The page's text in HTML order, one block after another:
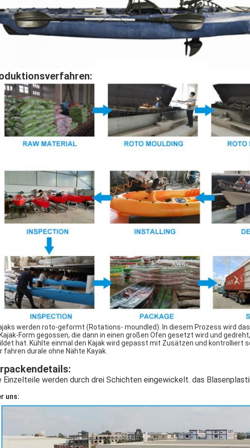
werden roto-geformt (Rotations- moundled). In diesem Prozess wird
Form gegossen, die dann in einen großen Ofen gesetzt wird und
hat. Kühlte einmal den Kajak wird gepasst mit Zusätzen und kontrolliert
fahren durale ohne Nähte Kayak.
:
Einzelteile werden durch drei Schichten eingewickelt. das
uns: